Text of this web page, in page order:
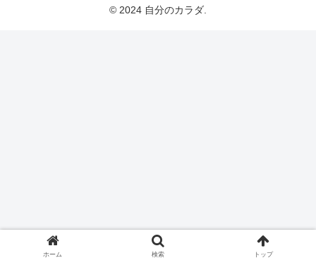
© 2024 自分のカラダ.
ホーム 検索 トップ